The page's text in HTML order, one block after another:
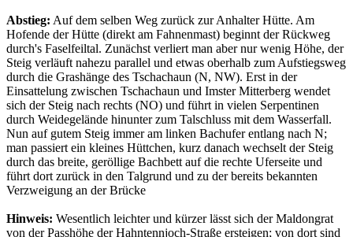
Abstieg: Auf dem selben Weg zurück zur Anhalter Hütte. Am
Hofende der Hütte (direkt am Fahnenmast) beginnt der Rückweg
durch's Faselfeiltal. Zunächst verliert man aber nur wenig Höhe, der
Steig verläuft nahezu parallel und etwas oberhalb zum Aufstiegsweg
durch die Grashänge des Tschachaun (N, NW). Erst in der
Einsattelung zwischen Tschachaun und Imster Mitterberg wendet
sich der Steig nach rechts (NO) und führt in vielen Serpentinen
durch Weidegelände hinunter zum Talschluss mit dem Wasserfall.
Nun auf gutem Steig immer am linken Bachufer entlang nach N;
man passiert ein kleines Hüttchen, kurz danach wechselt der Steig
durch das breite, geröllige Bachbett auf die rechte Uferseite und
führt dort zurück in den Talgrund und zu der bereits bekannten
Verzweigung an der Brücke
Hinweis: Wesentlich leichter und kürzer lässt sich der Maldongrat
von der Passhöhe der Hahntennjoch-Straße ersteigen; von dort sind